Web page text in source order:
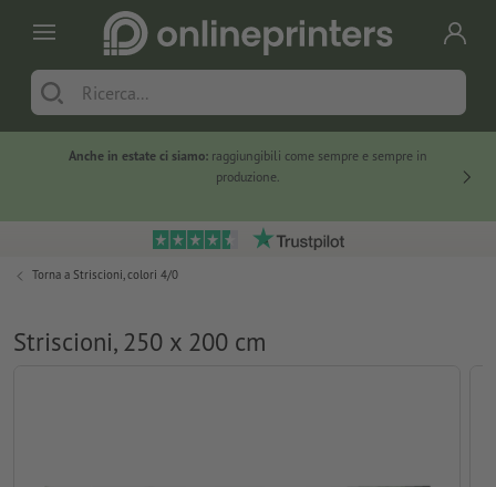
Anche in estate ci siamo: raggiungibili come sempre e sempre in
produzione.
Torna a Striscioni, colori 4/0
Striscioni, 250 x 200 cm